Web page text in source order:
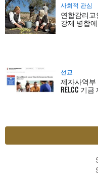
사회적 관심
연합감리
강제 병합
선교
제자사역부
RELCC 기금